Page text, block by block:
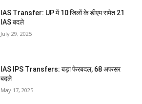
IAS Transfer: UP में 10 जिलों के डीएम समेत 21
IAS बदले
July 29, 2025
IAS IPS Transfers: बड़ा फेरबदल, 68 अफसर
बदले
May 17, 2025